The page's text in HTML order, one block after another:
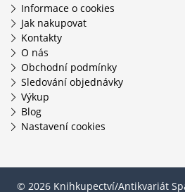
Informace o cookies
Jak nakupovat
Kontakty
O nás
Obchodní podmínky
Sledování objednávky
Výkup
Blog
Nastavení cookies
© 2026 Knihkupectví/Antikvariát